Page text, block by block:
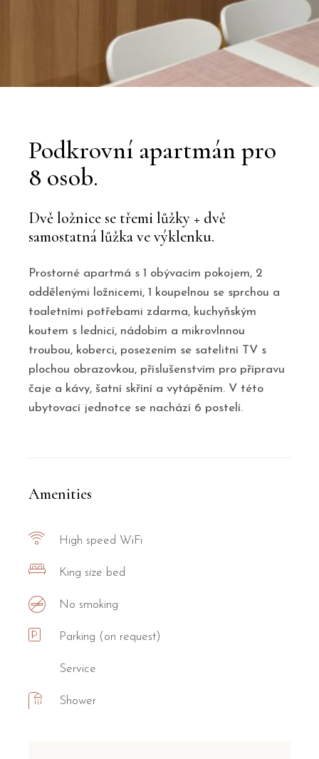
Podkrovní apartmán pro
8 osob.
Dvě ložnice se třemi lůžky + dvě
samostatná lůžka ve výklenku.
Prostorné apartmá s 1 obývacím pokojem, 2
oddělenými ložnicemi, 1 koupelnou se sprchou a
toaletními potřebami zdarma, kuchyňským
koutem s lednicí, nádobím a mikrovlnnou
troubou, koberci, posezením se satelitní TV s
plochou obrazovkou, příslušenstvím pro přípravu
čaje a kávy, šatní skříní a vytápěním. V této
ubytovací jednotce se nachází 6 postelí.
Amenities
High speed WiFi
King size bed
No smoking
Parking (on request)
Service
Shower